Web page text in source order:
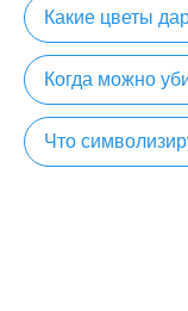
Какие цветы
Когда можно
Что